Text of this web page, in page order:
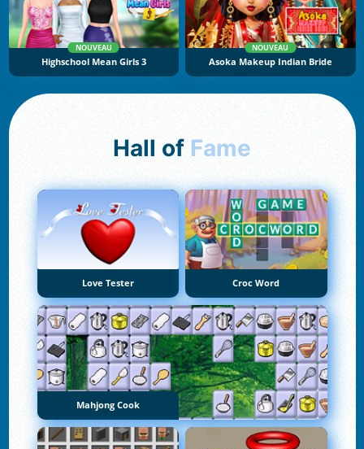
NOUVEAU
Highschool Mean Girls 3
NOUVEAU
Asoka Makeup Indian Bride
Hall of Fame
Love Tester Croc Word
Mahjong Cook